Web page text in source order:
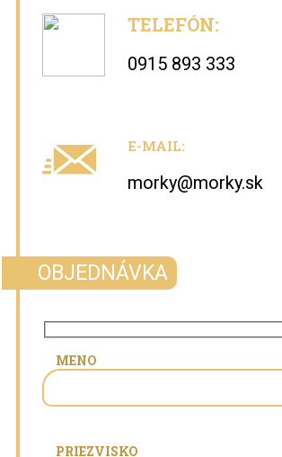
TELEFÓN:
0915 893 333
E-MAIL:
morky@morky.sk
OBJEDNÁVKA
MENO
PRIEZVISKO